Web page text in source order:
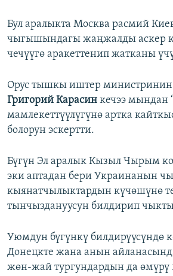
Бул аралыкта Москва расмий
чыгышындагы жаңжалды аскер
чечүүгө аракеттенип жатканы
Орус тышкы иштер министринин
Григорий Карасин кечээ мындан
мамлекеттүүлүгүнө артка
болорун эскертти.
Бүгүн Эл аралык Кызыл Чырым
эки аптадан бери Украинанын
кыянатчылыктардын күчөшүнө
тынчыздануусун билдирип
Уюмдун бүгүнкү билдирүүсүндө
Донецкте жана анын
жөн-жай тургундардын да өмүрү